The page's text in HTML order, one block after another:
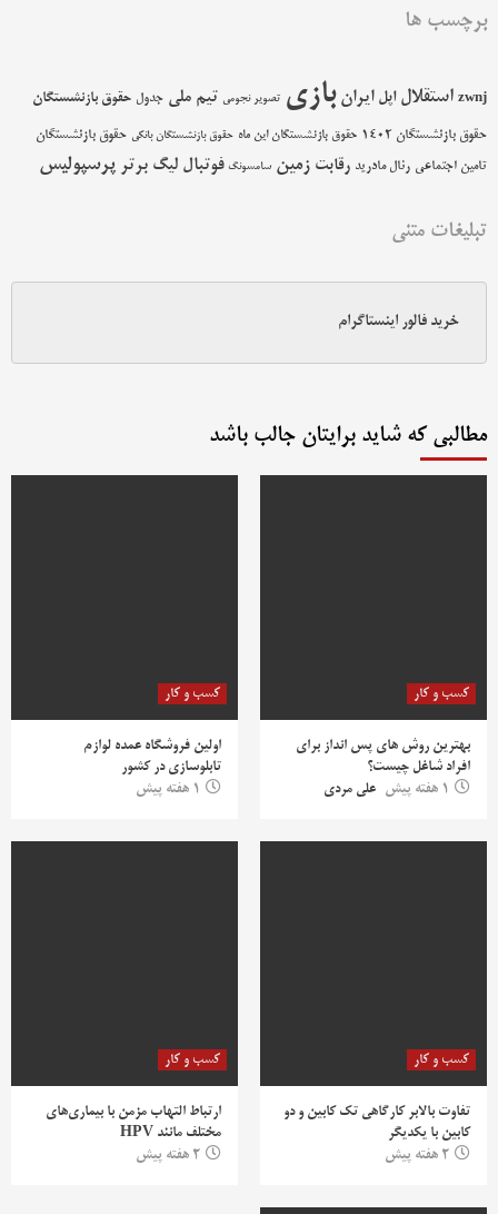
برچسب ها
zwnj استقلال اپل ایران بازی تصویر نجومی تیم ملی جدول حقوق بازنشستگان
حقوق بازنشستگان 1402 حقوق بازنشستگان این ماه حقوق بازنشستگان بانکی حقوق بازنشستگان
تامین اجتماعی رئال مادرید رقابت زمین سامسونگ فوتبال لیگ برتر پرسپولیس
تبلیغات متنی
خرید فالور اینستاگرام
مطالبی که شاید برایتان جالب باشد
کسب و کار
بهترین روش‌ های پس‌ انداز برای
افراد شاغل چیست؟
1 هفته پیش
علی مردی
کسب و کار
اولین فروشگاه عمده لوازم
تابلوسازی در کشور
1 هفته پیش
کسب و کار
تفاوت بالابر کارگاهی تک کابین و دو
کابین با یکدیگر
2 هفته پیش
کسب و کار
ارتباط التهاب مزمن با بیماری‌های
مختلف مانند HPV
2 هفته پیش